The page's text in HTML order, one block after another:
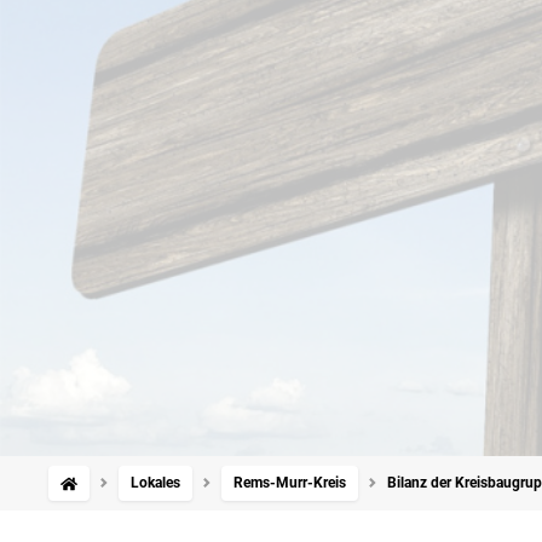
Lokales Rems-Murr-Kreis Bilanz der